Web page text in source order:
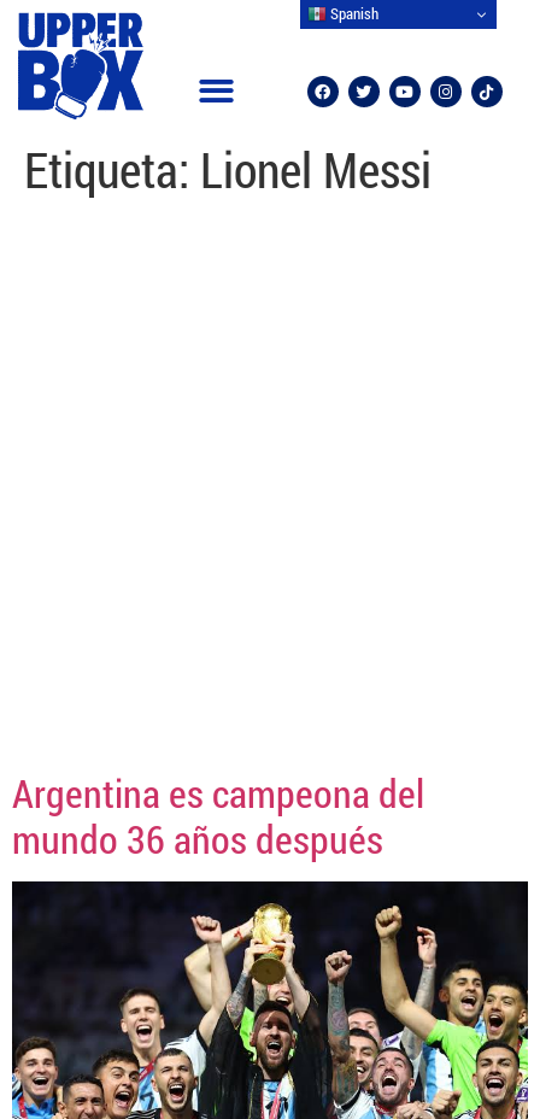
Etiqueta: Lionel Messi
Argentina es campeona del
mundo 36 años después
Spanish